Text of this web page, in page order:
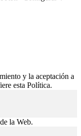
y la aceptación a
esta Política.
la Web.